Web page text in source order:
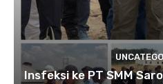
Insfeksi ke PT SMM